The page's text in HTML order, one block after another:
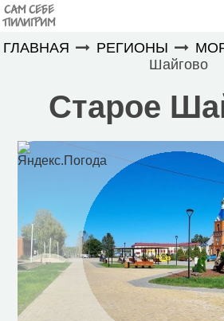
САМ СЕБЕ
ПИЛИГРИМ
ГЛАВНАЯ РЕГИОНЫ
Шайгово
Старое